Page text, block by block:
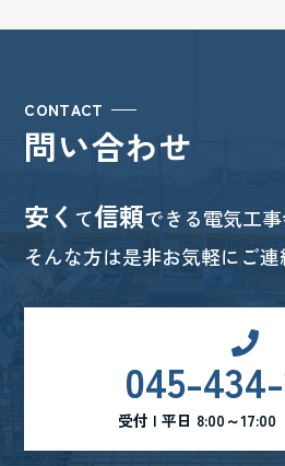
CONTACT
問い合わせ
安く て信頼できる電気工事
そんな方は是非お気軽にご連
045-
受付 | 平日 8:00～17:00